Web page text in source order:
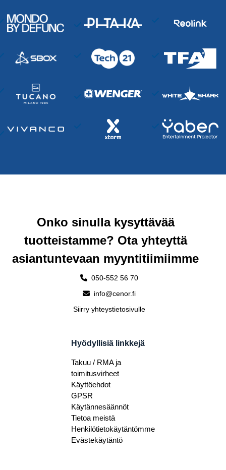
Onko sinulla kysyttävää
tuotteistamme? Ota yhteyttä
asiantuntevaan myyntitiimiimme
050-552 56 70
info@cenor.fi
Siirry yhteystietosivulle
Hyödyllisiä linkkejä
Takuu / RMA ja
toimitusvirheet
Käyttöehdot
GPSR
Käytännesäännöt
Tietoa meistä
Henkilötietokäytäntömme
Evästekäytäntö